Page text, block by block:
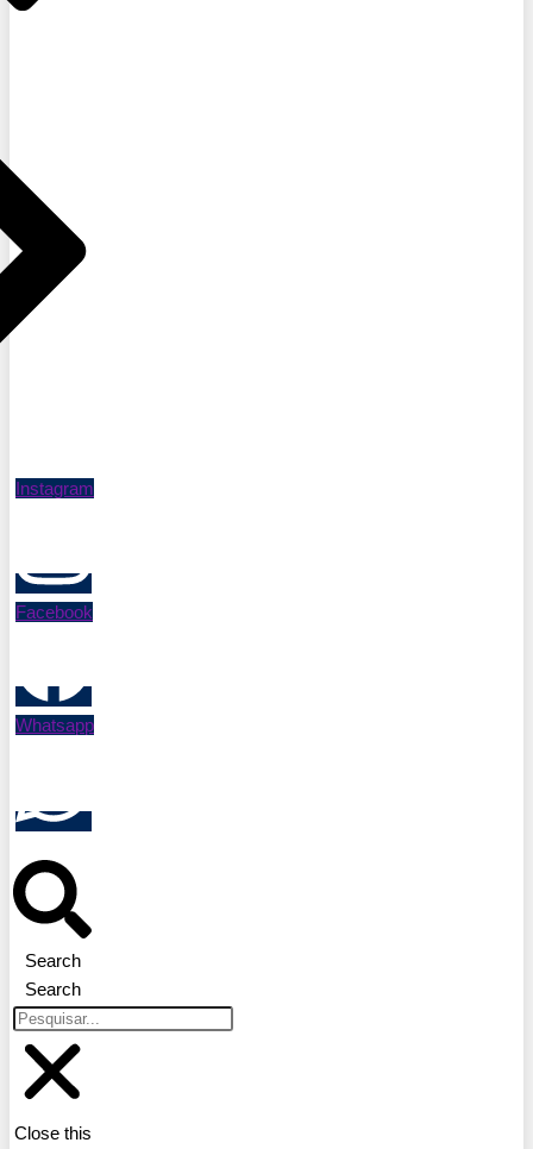
Instagram
Facebook
Whatsapp
Search
Search
Close this